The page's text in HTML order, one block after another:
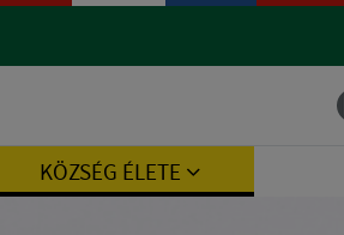
KÖZSÉG ÉLETE